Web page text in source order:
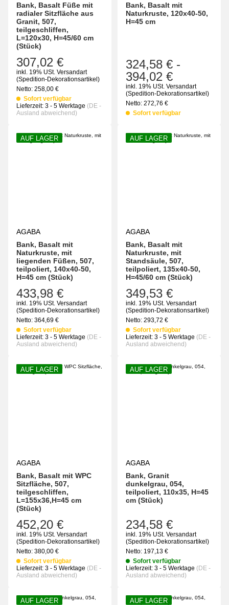
Bank, Basalt Füße mit
radialer Sitzfläche aus
Granit, 507,
teilgeschliffen,
L=120x30, H=45/60 cm
(Stück)
307,02 €
inkl. 19% USt. Versandart
(Spedition-Dekorationsartikel)
Netto: 258,00 €
Sofort verfügbar
Lieferzeit: 3 - 5 Werktage (DE -
Ausland abweichend)
Bank, Basalt mit
Naturkruste, 120x40-50,
H=45 cm
324,58 € -
394,02 €
inkl. 19% USt. Versandart
(Spedition-Dekorationsartikel)
Netto: 272,76 €
Sofort verfügbar
AUF LAGER
AGABA
Bank, Basalt mit
Naturkruste, mit
liegenden Füßen, 507,
teilpoliert, 140x40-50,
H=45 cm (Stück)
433,98 €
inkl. 19% USt. Versandart
(Spedition-Dekorationsartikel)
Netto: 364,69 €
Sofort verfügbar
Lieferzeit: 3 - 5 Werktage (DE -
Ausland abweichend)
AUF LAGER
AGABA
Bank, Basalt mit
Naturkruste, mit
Standsäule, 507,
teilpoliert, 135x40-50,
H=45/60 cm (Stück)
349,53 €
inkl. 19% USt. Versandart
(Spedition-Dekorationsartikel)
Netto: 293,72 €
Sofort verfügbar
Lieferzeit: 3 - 5 Werktage (DE -
Ausland abweichend)
AUF LAGER
AGABA
Bank, Basalt mit WPC
Sitzfläche, 507,
teilgeschliffen,
L=155x36,H=45 cm
(Stück)
452,20 €
inkl. 19% USt. Versandart
(Spedition-Dekorationsartikel)
Netto: 380,00 €
Sofort verfügbar
Lieferzeit: 3 - 5 Werktage (DE -
Ausland abweichend)
AUF LAGER
AGABA
Bank, Granit
dunkelgrau, 054,
teilpoliert, 110x35, H=45
cm (Stück)
234,58 €
inkl. 19% USt. Versandart
(Spedition-Dekorationsartikel)
Netto: 197,13 €
Sofort verfügbar
Lieferzeit: 3 - 5 Werktage (DE -
Ausland abweichend)
AUF LAGER AUF LAGER